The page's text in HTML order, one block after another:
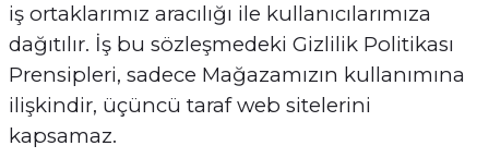
iş ortaklarımız aracılığı ile kullanıcılarımıza
dağıtılır. İş bu sözleşmedeki Gizlilik Politikası
Prensipleri, sadece Mağazamızın kullanımına
ilişkindir, üçüncü taraf web sitelerini
kapsamaz.